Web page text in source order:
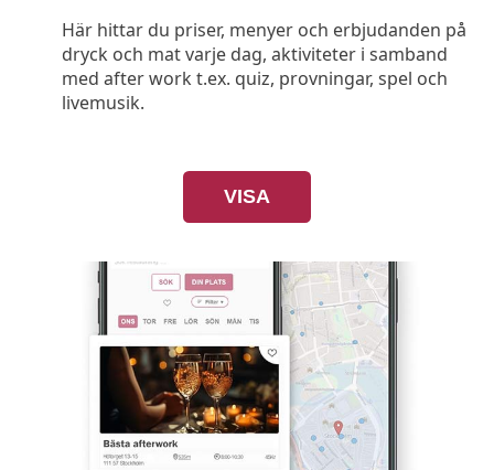
Här hittar du priser, menyer och erbjudanden på
dryck och mat varje dag, aktiviteter i samband
med after work t.ex. quiz, provningar, spel och
livemusik.
VISA